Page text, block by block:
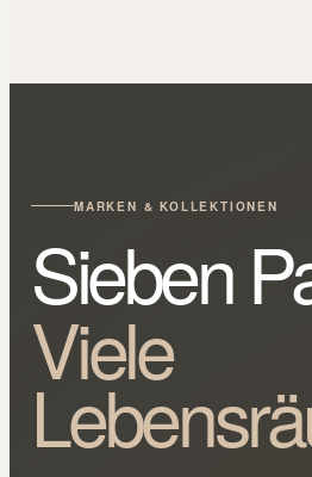
MARKEN & KOLLEKTIONEN
Sieben
Viele